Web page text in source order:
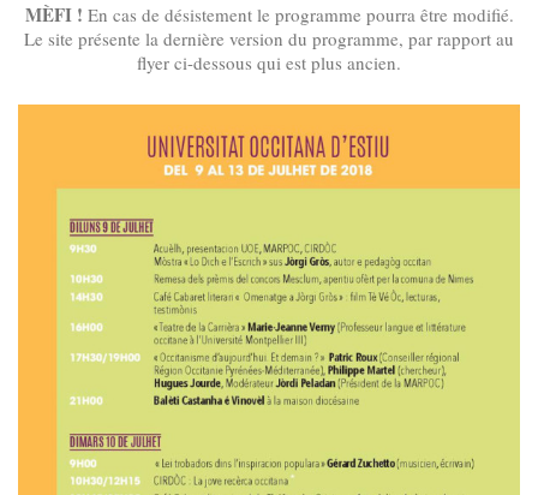
MÈFI ! En cas de désistement le programme pourra être modifié.
Le site présente la dernière version du programme, par rapport au
flyer ci-dessous qui est plus ancien.